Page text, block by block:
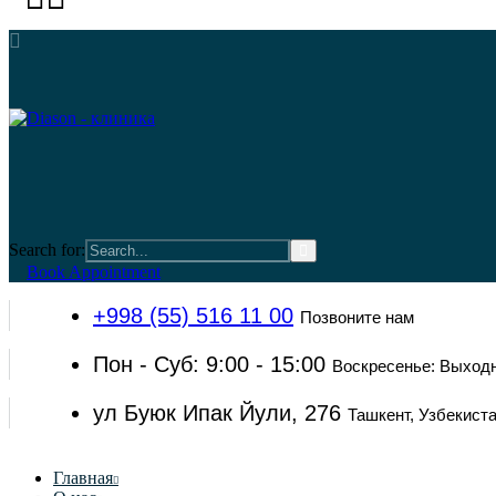
Search for:
Book Appointment
+998 (55) 516 11 00 Позвоните нам
Пон - Суб: 9:00 - 15:00 Воскресенье:
ул Буюк Ипак Йули, 276 Ташкент,
Главная